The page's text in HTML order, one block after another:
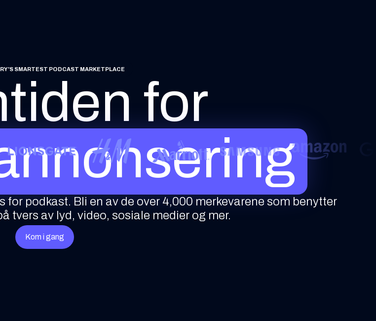
SMARTEST PODCAST MARKETPLACE
for
podkast. Bli en av de over 4,000 merkevarene som benytter
tvers av lyd, video, sosiale medier og mer.
Kom i gang